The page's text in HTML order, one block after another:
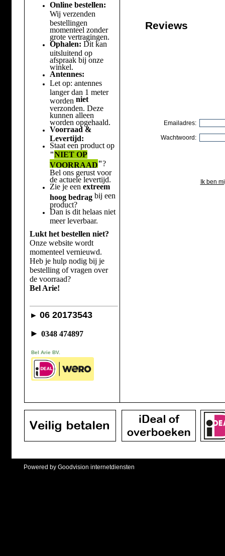
Online bestellen:
Wij verzenden
bestellingen
momenteel zonder
grote vertragingen.
Ophalen: Dit kan
uitsluitend op
afspraak bij onze
winkel.
Antennes:
Let op: antennes
langer dan 1 meter
worden niet
verzonden. Deze
kunnen alleen
worden opgehaald.
Voorraad &
Levertijd:
Staat een product op
"NIET OP
VOORRAAD"?
Bel ons gerust voor
de actuele levertijd.
Zie je een extreem
hoog bedragbij een
product?
Dan is dit helaas niet
meer leverbaar.
Lukt het bestellen niet?
Onze website wordt
momenteel vernieuwd.
Heb je hulp nodig bij je
bestelling of vragen over
de voorraad?
Bel Arie!
► 06 20173543
► 0348 474897
Bel Arie BV.
Reviews
Emailadres:
Wachtwoord:
Ik ben
Powered by Goodvision internetdiensten